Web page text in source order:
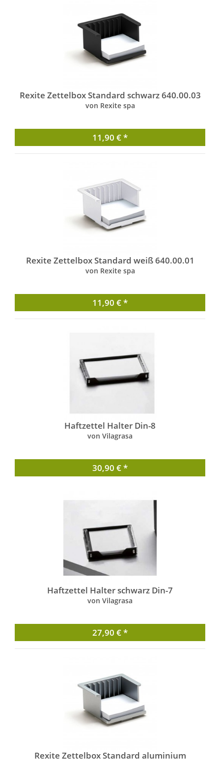
Rexite Zettelbox Standard schwarz 640.00.03
von Rexite spa
11,90 € *
Rexite Zettelbox Standard weiß 640.00.01
von Rexite spa
11,90 € *
Haftzettel Halter Din-8
von Vilagrasa
30,90 € *
Haftzettel Halter schwarz Din-7
von Vilagrasa
27,90 € *
Rexite Zettelbox Standard aluminium